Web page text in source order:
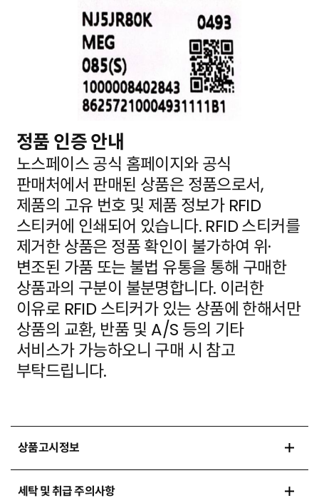
정품 인증 안내
노스페이스 공식 홈페이지와 공식
판매처에서 판매된 상품은 정품으로서,
제품의 고유 번호 및 제품 정보가 RFID
스티커에 인쇄되어 있습니다. RFID 스티커를
제거한 상품은 정품 확인이 불가하여 위·
변조된 가품 또는 불법 유통을 통해 구매한
상품과의 구분이 불분명합니다. 이러한
이유로 RFID 스티커가 있는 상품에 한해서만
상품의 교환, 반품 및 A/S 등의 기타
서비스가 가능하오니 구매 시 참고
부탁드립니다.
상품고시정보
세탁 및 취급 주의사항